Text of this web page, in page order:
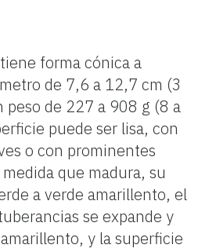
forma cónica a
de 7,6 a 12,7 cm (3
peso de 227 a 908 g (8 a
puede ser lisa, con
o con prominentes
que madura, su
a verde amarillento, el
se expande y
y la superficie